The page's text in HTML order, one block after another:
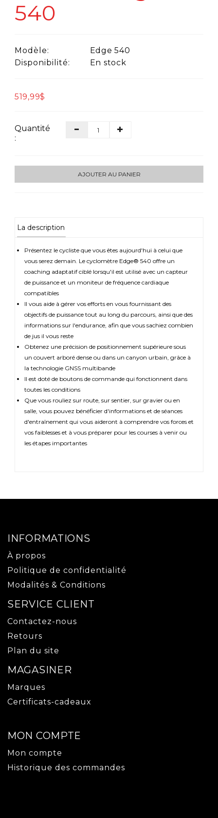
540
Modèle:
Edge 540
Disponibilité:
En stock
519,99$
Quantité
:
AJOUTER AU PANIER
La description
Présentez le cycliste que vous êtes aujourd'hui à celui que
vous serez demain. Le cyclomètre Edge® 540 offre un
coaching adaptatif ciblé lorsqu'il est utilisé avec un capteur
de puissance et un moniteur de fréquence cardiaque
compatibles
Il vous aide à gérer vos efforts en vous fournissant des
objectifs de puissance tout au long du parcours, ainsi que des
informations sur l'endurance, afin que vous sachiez combien
de jus il vous reste
Obtenez une précision de positionnement supérieure sous
un couvert arboré dense ou dans un canyon urbain, grâce à
la technologie GNSS multibande
Il est doté de boutons de commande qui fonctionnent dans
toutes les conditions
Que vous rouliez sur route, sur sentier, sur gravier ou en
salle, vous pouvez bénéficier d'informations et de séances
d'entraînement qui vous aideront à comprendre vos forces et
vos faiblesses et à vous préparer pour les courses à venir ou
les étapes importantes
INFORMATIONS
À propos
Politique de confidentialité
Modalités & Conditions
SERVICE CLIENT
Contactez-nous
Retours
Plan du site
MAGASINER
Marques
Certificats-cadeaux
MON COMPTE
Mon compte
Historique des commandes